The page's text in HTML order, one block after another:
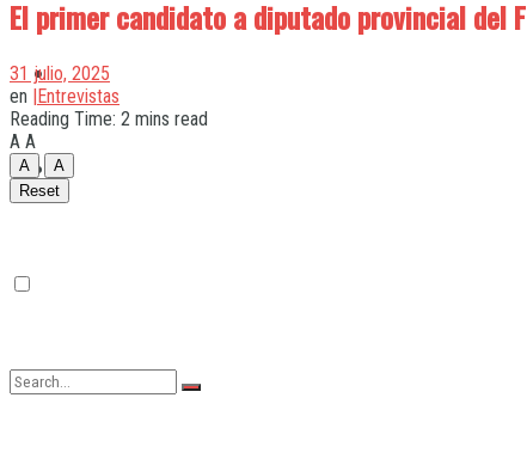
Quilmes
Varela
El primer candidato a diputado provincial
31 julio, 2025
en |Entrevistas
Reading Time: 2 mins read
A A
A
A
Reset